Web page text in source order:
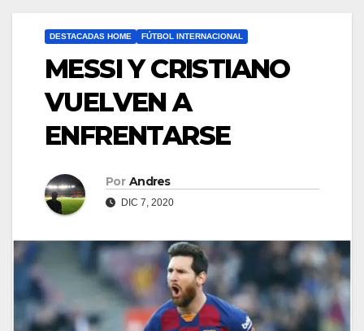
DESTACADAS HOME FÚTBOL INTERNACIONAL
MESSI Y CRISTIANO
VUELVEN A
ENFRENTARSE
Por Andres
DIC 7, 2020